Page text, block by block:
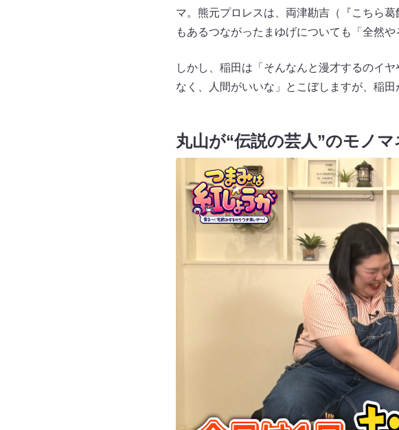
マ。熊元プロレスは、両津勘吉（『こちら
もあるつながったまゆげについても「全然や
しかし、稲田は「そんなんと漫才するのイ
なく、人間がいいな」とこぼしますが、稲
丸山が“伝説の芸人”のモノマ